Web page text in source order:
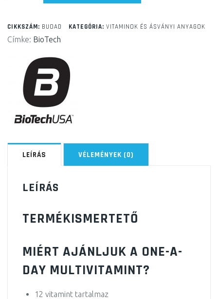
CIKKSZÁM: BUOAD KATEGÓRIA: VITAMINOK ÉS ÁSVÁNYI ANYAGOK
Címke: BioTech
LEÍRÁS VÉLEMÉNYEK (0)
LEÍRÁS
TERMÉKISMERTETŐ
MIÉRT AJÁNLJUK A ONE-A-
DAY MULTIVITAMINT?
12 vitamint tartalmaz